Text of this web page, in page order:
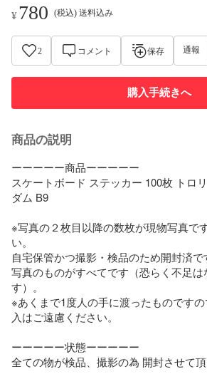
¥780 (税込) 送料込み
2 コメント 保存 通報
購入手続きへ
商品の説明
ーーーーー商品ーーーーー
スケートボード ステッカー 100枚 トロ
ダム B9
※写真の２枚目以降の数枚が現物写真で
い。
自宅保管かつ撮影・検品のため開封済で
写真のものがすべてです（恐らく不足は
す）。
※あくまで1度人の手に渡ったものです
入はご遠慮ください。
ーーーーー状態ーーーーー
全ての物が検品、撮影の為 開封させて頂